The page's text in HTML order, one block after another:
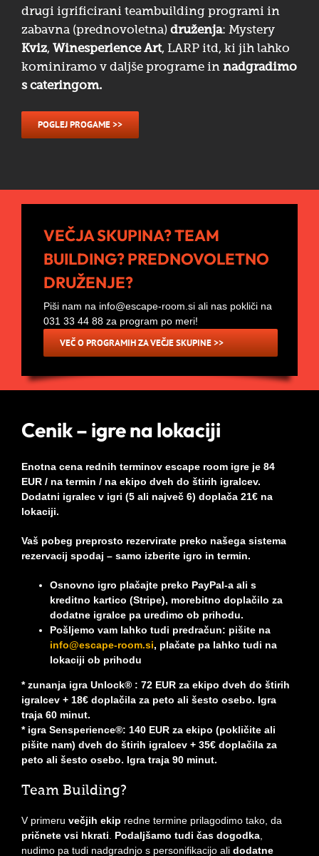
drugi igrificirani teambuilding programi in
zabavna (prednovoletna) druženja: Mystery
Kviz, Winesperience Art, LARP itd, ki jih lahko
kominiramo v daljše programe in nadgradimo
s cateringom.
POGLEJ PROGAME >>
VEČJA SKUPINA? TEAM
BUILDING? PREDNOVOLETNO
DRUŽENJE?
Piši nam na info@escape-room.si ali nas pokliči na
031 33 44 88 za program po meri!
VEČ O PROGRAMIH ZA VEČJE SKUPINE >>
Cenik – igre na lokaciji
Enotna cena rednih terminov escape room igre je 84
EUR / na termin / na ekipo dveh do štirih igralcev.
Dodatni igralec v igri (5 ali največ 6) doplača 21€ na
lokaciji.
Vaš pobeg preprosto rezervirate preko našega sistema
rezervacij spodaj – samo izberite igro in termin.
Osnovno igro plačajte preko PayPal-a ali s
kreditno kartico (Stripe), morebitno doplačilo za
dodatne igralce pa uredimo ob prihodu.
Pošljemo vam lahko tudi predračun: pišite na
info@escape-room.si, plačate pa lahko tudi na
lokaciji ob prihodu
* zunanja igra Unlock® : 72 EUR za ekipo dveh do štirih
igralcev + 18€ doplačila za peto ali šesto osebo. Igra
traja 60 minut.
* igra Sensperience®: 140 EUR za ekipo (pokličite ali
pišite nam) dveh do štirih igralcev + 35€ doplačila za
peto ali šesto osebo. Igra traja 90 minut.
Team Building?
V primeru večjih ekip redne termine prilagodimo tako, da
pričnete vsi hkrati. Podaljšamo tudi čas dogodka,
nudimo pa tudi nadgradnjo s personifikacijo ali dodatne